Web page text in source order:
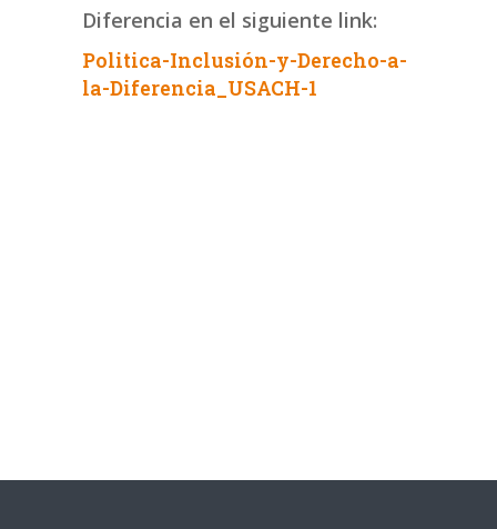
Diferencia en el siguiente link:
Politica-Inclusión-y-Derecho-a-
la-Diferencia_USACH-1